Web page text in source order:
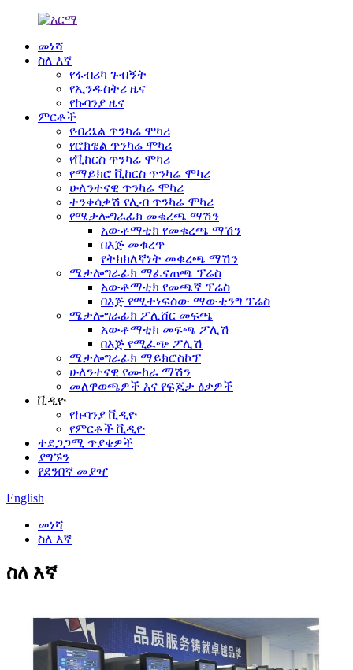
መነሻ
ስለ እኛ
የፋብሪካ ጉብኝት
የኢንዱስትሪ ዜና
የኩባንያ ዜና
ምርቶች
የብሪኔል ጥንካሬ ሞካሪ
የሮክዌል ጥንካሬ ሞካሪ
የቪከርስ ጥንካሬ ሞካሪ
የማይክሮ ቪከርስ ጥንካሬ ሞካሪ
ሁለንተናዊ ጥንካሬ ሞካሪ
ተንቀሳቃሽ የሊብ ጥንካሬ ሞካሪ
የሜታሎግራፊክ መቁረጫ ማሽን
አውቶማቲክ የመቁረጫ ማሽን
በእጅ መቁረጥ
የትክክለኛነት መቁረጫ ማሽን
ሜታሎግራፊክ ማፈናጠጫ ፕሬስ
አውቶማቲክ የመጫኛ ፕሬስ
በእጅ የሚተነፍሰው ማውቲንግ ፕሬስ
ሜታሎግራፊክ ፖሊሸር መፍጫ
አውቶማቲክ መፍጫ ፖሊሽ
በእጅ የሚፈጭ ፖሊሽ
ሜታሎግራፊክ ማይክሮስኮፕ
ሁለንተናዊ የሙከራ ማሽን
መለዋወጫዎች እና የፍጆታ ዕቃዎች
ቪዲዮ
የኩባንያ ቪዲዮ
የምርቶች ቪዲዮ
ተደጋጋሚ ጥያቄዎች
ያግኙን
የደንበኛ መያዣ
English
መነሻ
ስለ እኛ
ስለ እኛ